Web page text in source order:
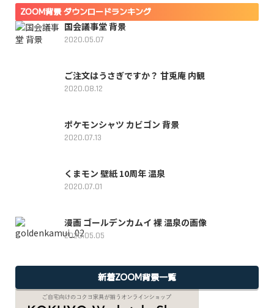
ZOOM背景 ダウンロードランキング
国会議事堂 背景
2020.05.07
ご注文はうさぎですか？ 甘兎庵 内観
2020.08.12
ポケモンシャツ カビゴン 背景
2020.07.13
くまモン 壁紙 10周年 温泉
2020.07.01
漫画 ゴールデンカムイ 裸 温泉の画像
2020.05.05
新着ZOOM背景一覧